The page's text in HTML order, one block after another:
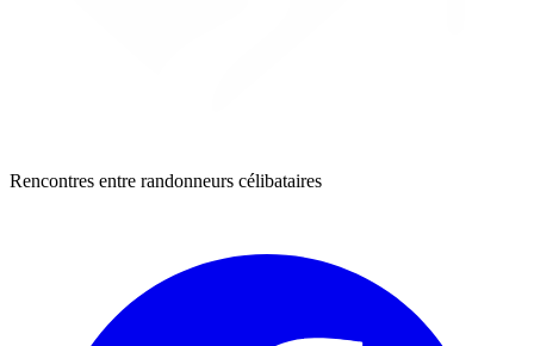
Rencontres entre randonneurs célibataires